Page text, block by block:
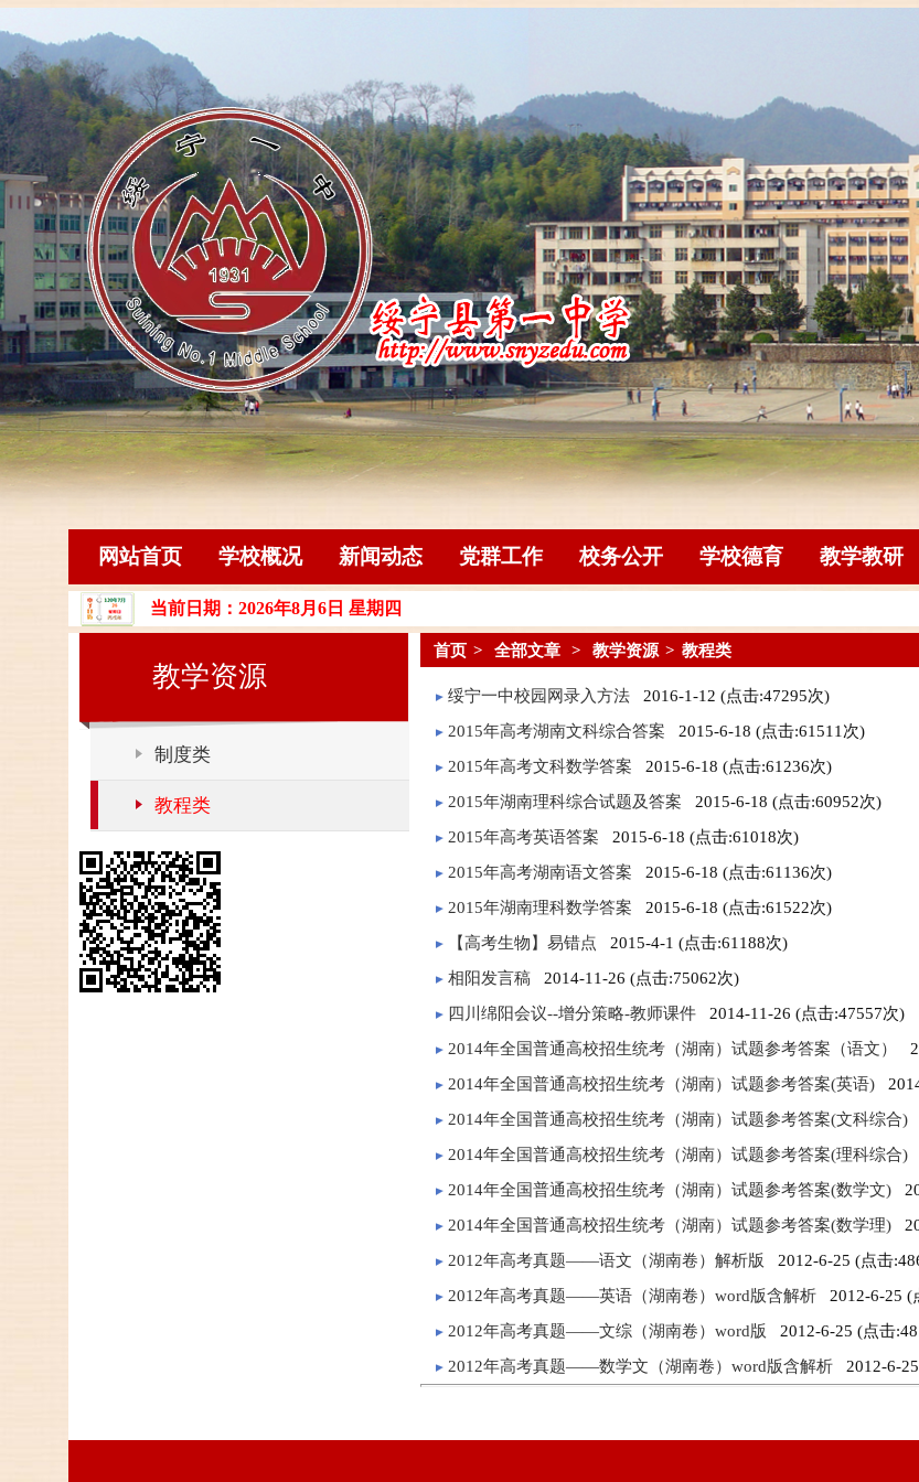
网站首页 学校概况 新闻动态 党群工作 校务公开 学校德育 教学教研
当前日期：2026年8月6日 星期四
教学资源
制度类
教程类